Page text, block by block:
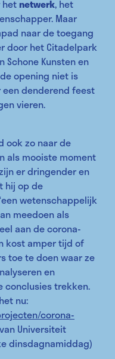
hetnetwerk, het
Maar
naar de toegang
door het Citadelpark
Schone Kunsten en
opening niet is
denderend feest
vieren.
ook zo naar de
als mooiste moment
er dringender en
hij op de
wetenschappelijk
meedoen als
aan de corona-
kost amper tijd of
toe te doen waar ze
en
conclusies trekken.
nu:
corona-
Universiteit
dinsdagnamiddag)